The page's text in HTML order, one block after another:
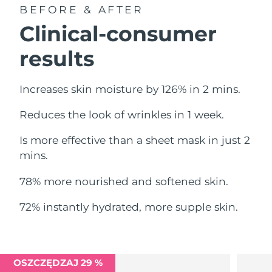
BEFORE & AFTER
Clinical-consumer
results
Increases skin moisture by 126% in 2 mins.
Reduces the look of wrinkles in 1 week.
Is more effective than a sheet mask in just 2
mins.
78% more nourished and softened skin.
72% instantly hydrated, more supple skin.
OSZCZĘDZAJ 29 %
Liban
Oczekiwany czas dostawy
Luksemburg
09/08/2026
SRA Makau (Chiny)
Oczekiwany czas dostawy
Malezja
Oczekiwany czas dostawy
Monako